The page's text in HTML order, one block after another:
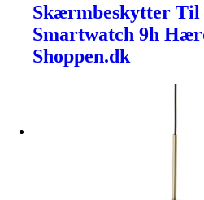
Skærmbeskytter Til
Smartwatch 9h
Shoppen.dk